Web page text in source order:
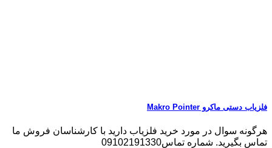
فلزیاب دستی ماکرو Makro Pointer
هرگونه سوال در مورد خرید فلزیاب دارید با کارشناسان فروش ما
تماس بگیرید. شماره تماس09102191330